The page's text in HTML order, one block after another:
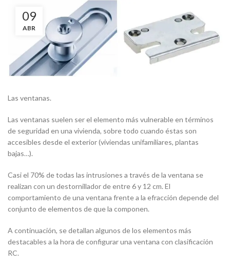
09
ABR
Las ventanas.
Las ventanas suelen ser el elemento más vulnerable en términos
de seguridad en una vivienda, sobre todo cuando éstas son
accesibles desde el exterior (viviendas unifamiliares, plantas
bajas…).
Casi el 70% de todas las intrusiones a través de la ventana se
realizan con un destornillador de entre 6 y 12 cm. El
comportamiento de una ventana frente a la efracción depende del
conjunto de elementos de que la componen.
A continuación, se detallan algunos de los elementos más
destacables a la hora de configurar una ventana con clasificación
RC.